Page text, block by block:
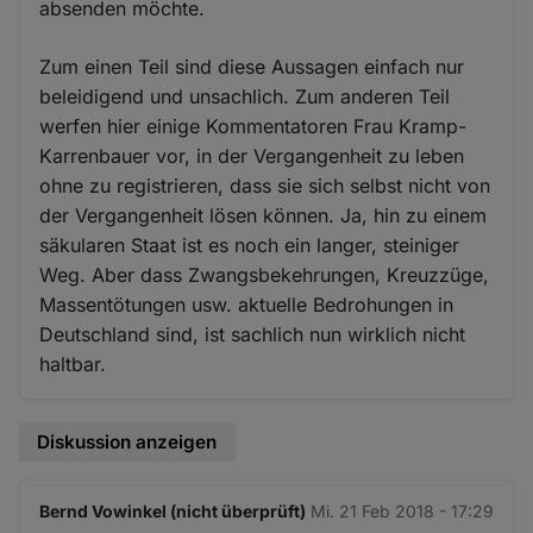
absenden möchte.
Zum einen Teil sind diese Aussagen einfach nur
beleidigend und unsachlich. Zum anderen Teil
werfen hier einige Kommentatoren Frau Kramp-
Karrenbauer vor, in der Vergangenheit zu leben
ohne zu registrieren, dass sie sich selbst nicht von
der Vergangenheit lösen können. Ja, hin zu einem
säkularen Staat ist es noch ein langer, steiniger
Weg. Aber dass Zwangsbekehrungen, Kreuzzüge,
Massentötungen usw. aktuelle Bedrohungen in
Deutschland sind, ist sachlich nun wirklich nicht
haltbar.
Diskussion anzeigen
Bernd Vowinkel (nicht überprüft) Mi. 21 Feb 2018 - 17:29